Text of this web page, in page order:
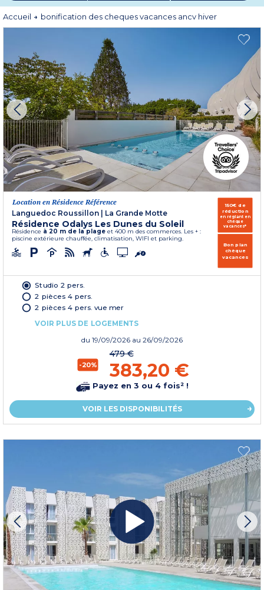
Accueil bonification des cheques vacances ancv hiver
Location en Résidence Référence
Languedoc Roussillon
La Grande Motte
Résidence Odalys Les Dunes du Soleil
Résidence à 20 m de la plage et 400 m des commerces. Les + :
piscine extérieure chauffée, climatisation, WIFI et parking.
150€ de
réduction
en réglant en
chèque
vacances*
Bon plan
chèque
vacances
Studio 2 pers.
2 pièces 4 pers.
2 pièces 4 pers. vue mer
VOIR PLUS DE LOGEMENTS
du 19/09/2026 au 26/09/2026
-20%
479 €
383,20 €
Payez en 3 ou 4 fois² !
VOIR LES DISPONIBILITÉS